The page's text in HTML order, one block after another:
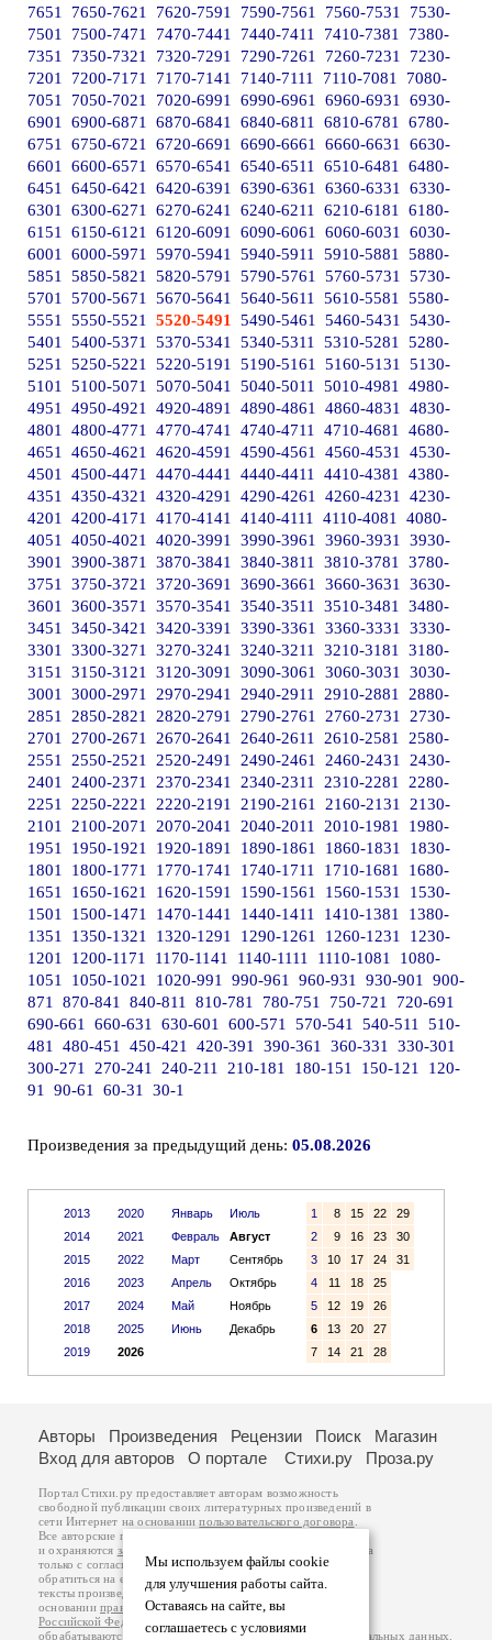
7651
7650-7621 7620-7591 7590-7561 7560-7531
7530-
7501
7500-7471 7470-7441 7440-7411 7410-7381
7380-
7351
7350-7321 7320-7291 7290-7261 7260-7231
7230-
7201
7200-7171 7170-7141 7140-7111 7110-7081
7080-
7051
7050-7021 7020-6991 6990-6961 6960-6931
6930-
6901
6900-6871 6870-6841 6840-6811 6810-6781
6780-
6751
6750-6721 6720-6691 6690-6661 6660-6631
6630-
6601
6600-6571 6570-6541 6540-6511 6510-6481
6480-
6451
6450-6421 6420-6391 6390-6361 6360-6331
6330-
6301
6300-6271 6270-6241 6240-6211 6210-6181
6180-
6151
6150-6121 6120-6091 6090-6061 6060-6031
6030-
6001
6000-5971 5970-5941 5940-5911 5910-5881
5880-
5851
5850-5821 5820-5791 5790-5761 5760-5731
5730-
5701
5700-5671 5670-5641 5640-5611 5610-5581
5580-
5551
5550-5521 5520-5491 5490-5461 5460-5431
5430-
5401
5400-5371 5370-5341 5340-5311 5310-5281
5280-
5251
5250-5221 5220-5191 5190-5161 5160-5131
5130-
5101
5100-5071 5070-5041 5040-5011 5010-4981
4980-
4951
4950-4921 4920-4891 4890-4861 4860-4831
4830-
4801
4800-4771 4770-4741 4740-4711 4710-4681
4680-
4651
4650-4621 4620-4591 4590-4561 4560-4531
4530-
4501
4500-4471 4470-4441 4440-4411 4410-4381
4380-
4351
4350-4321 4320-4291 4290-4261 4260-4231
4230-
4201
4200-4171 4170-4141 4140-4111 4110-4081
4080-
4051
4050-4021 4020-3991 3990-3961 3960-3931
3930-
3901
3900-3871 3870-3841 3840-3811 3810-3781
3780-
3751
3750-3721 3720-3691 3690-3661 3660-3631
3630-
3601
3600-3571 3570-3541 3540-3511 3510-3481
3480-
3451
3450-3421 3420-3391 3390-3361 3360-3331
3330-
3301
3300-3271 3270-3241 3240-3211 3210-3181
3180-
3151
3150-3121 3120-3091 3090-3061 3060-3031
3030-
3001
3000-2971 2970-2941 2940-2911 2910-2881
2880-
2851
2850-2821 2820-2791 2790-2761 2760-2731
2730-
2701
2700-2671 2670-2641 2640-2611 2610-2581
2580-
2551
2550-2521 2520-2491 2490-2461 2460-2431
2430-
2401
2400-2371 2370-2341 2340-2311 2310-2281
2280-
2251
2250-2221 2220-2191 2190-2161 2160-2131
2130-
2101
2100-2071 2070-2041 2040-2011 2010-1981
1980-
1951
1950-1921 1920-1891 1890-1861 1860-1831
1830-
1801
1800-1771 1770-1741 1740-1711 1710-1681
1680-
1651
1650-1621 1620-1591 1590-1561 1560-1531
1530-
1501
1500-1471 1470-1441 1440-1411 1410-1381
1380-
1351
1350-1321 1320-1291 1290-1261 1260-1231
1230-
1201
1200-1171 1170-1141 1140-1111 1110-1081
1080-
1051
1050-1021 1020-991 990-961 960-931 930-901
900-
871
870-841 840-811 810-781 780-751 750-721
720-691
690-661
660-631 630-601 600-571 570-541 540-511
510-
481
480-451 450-421 420-391 390-361 360-331
330-301
300-271
270-241 240-211 210-181 180-151 150-121
120-
91
90-61 60-31 30-1
Произведения за предыдущий день: 05.08.2026
2013
2014
2015
2016
2017
2018
2019
2020
2021
2022
2023
2024
2025
2026
Январь
Июль
Февраль
Август
Март
Сентябрь
Апрель
Октябрь
Май
Ноябрь
Июнь
Декабрь
1 8 15 22
29
2
9 16 23
30
3
10 17 24
31
4
11 18
25
5
12 19
26
6
13 20
27
7
14 21 28
Мы используем файлы cookie
для улучшения работы сайта.
Оставаясь на сайте, вы
соглашаетесь с условиями
Авторы Произведения Рецензии Поиск
Магазин
Вход для авторов
О портале Стихи.ру Проза.ру
Портал Стихи.ру предоставляет авторам возможность
свободной публикации своих литературных произведений в
сети Интернет на основаниипользовательского договора
Все авторские права на произведения принадлежат авторам
и охраняются законом
. Перепечатка произведений возможна
только с согласия его автора, к которому вы можете
обратиться на его авторской странице. Ответственность за
тексты произведений авторы несут самостоятельно на
основанииправил публикацииизаконодательства
Российской Федерации
обрабатываются на основанииПолитики обработки персональных данных